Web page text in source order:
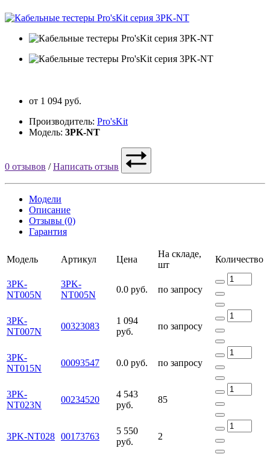
от 1 094 руб.
Производитель: Pro'sKit
Модель: 3PK-NT
0 отзывов /Написать отзыв
Модели
Описание
Отзывы (0)
Гарантия
Модель Артикул Цена
На складе,
шт
Количество
3PK-
NT005N
3PK-
NT005N
0.0 руб. по запросу
3PK-
NT007N
00323083
1 094
руб.
по запросу
3PK-
NT015N
00093547 0.0 руб. по запросу
3PK-
NT023N
00234520
4 543
руб.
85
3PK-NT028 00173763
5 550
руб.
2